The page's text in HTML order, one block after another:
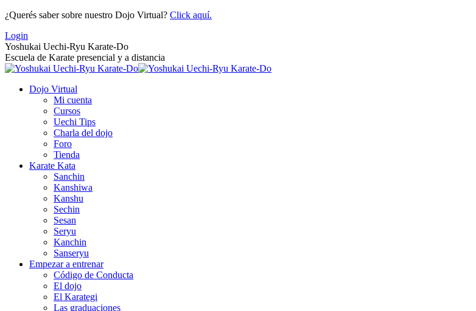
Saltar
contenido
¿Querés saber sobre nuestro Dojo Virtual? Click aquí.
Login
Yoshukai Uechi-Ryu Karate-Do
Escuela de Karate presencial y a distancia
Dojo Virtual
Mi cuenta
Cursos
Uechi Tips
Charla del dojo
Foro
Tienda
Karate Kata
Sanchin
Kanshiwa
Kanshu
Sechin
Sesan
Seryu
Kanchin
Sanseryu
Empezar a entrenar
Código de Conducta
El dojo
El Karategi
Las graduaciones